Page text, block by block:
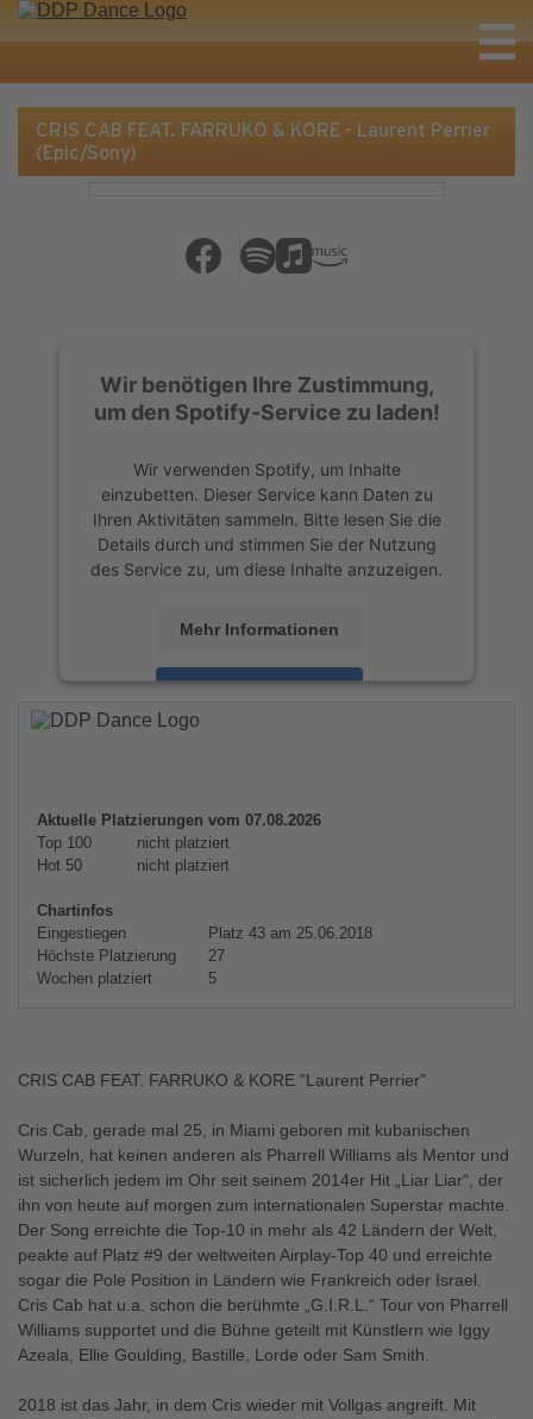
CRIS CAB FEAT. FARRUKO & KORE - Laurent Perrier
(Epic/Sony)
Wir benötigen Ihre Zustimmung,
um den Spotify-Service zu laden!
Wir verwenden Spotify, um Inhalte
einzubetten. Dieser Service kann Daten zu
Ihren Aktivitäten sammeln. Bitte lesen Sie die
Details durch und stimmen Sie der Nutzung
des Service zu, um diese Inhalte anzuzeigen.
Mehr Informationen
Akzeptieren
powered by
Aktuelle Platzierungen vom 07.08.2026
Top 100
nicht platziert
Hot 50
nicht platziert
Chartinfos
Eingestiegen
Platz 43 am 25.06.2018
Höchste Platzierung
27
Wochen platziert
5
CRIS CAB FEAT. FARRUKO & KORE "Laurent Perrier"
Cris Cab, gerade mal 25, in Miami geboren mit kubanischen
Wurzeln, hat keinen anderen als Pharrell Williams als Mentor und
ist sicherlich jedem im Ohr seit seinem 2014er Hit „Liar Liar“, der
ihn von heute auf morgen zum internationalen Superstar machte.
Der Song erreichte die Top-10 in mehr als 42 Ländern der Welt,
peakte auf Platz #9 der weltweiten Airplay-Top 40 und erreichte
sogar die Pole Position in Ländern wie Frankreich oder Israel.
Cris Cab hat u.a. schon die berühmte „G.I.R.L.“ Tour von Pharrell
Williams supportet und die Bühne geteilt mit Künstlern wie Iggy
Azeala, Ellie Goulding, Bastille, Lorde oder Sam Smith.
2018 ist das Jahr, in dem Cris wieder mit Vollgas angreift. Mit